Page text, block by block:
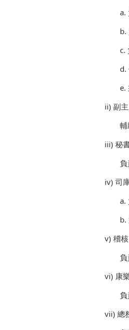
a.
b.
c.
d.
e.
ii) 副
輔
iii) 秘
iv) 司
a.
b.
v) 稽
vi) 康
vii) 總